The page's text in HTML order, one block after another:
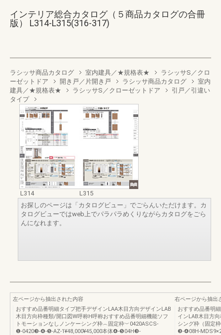
インテリア総合カタログ（５商品カタログの合冊
版） L314-L315(316-317)
ラシッサ商品カタログ 室内建具／★規格表★
ラシッサS／クロ
ーゼットドア
開き戸／片開き戸 ラシッサ商品カタログ
室内
建具／★規格表★
ラシッサS／クローゼットドア
引戸／引違い
タイプ
L314
L315
お探しのページは「カタログビュー」でごらんいただけます。カ
タログビューではweb上でパラパラめくりながらカタログをごら
んになれます。
左ページから抽出された内容
おすすめ品番明細タイプ把手デザインLAA木目方向デザインLAB
木目方向枠種類/開口図W呼称H呼称おすすめ品番明細機能ソフ
トモーションなしノンケーシング枠︵固定枠︶0420ASCS-
❶-0420❸-❹-❺-AZ-1¥48,000¥45,000本体❹-❺04H❸-
右ページから抽出
おすすめ品番明
インLAB木目方
シング枠（固定
❸-❹08H-